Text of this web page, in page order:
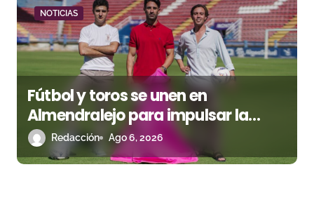
NOTICIAS
Fútbol y toros se unen en
Almendralejo para impulsar la
corrida de la Piedad
Redacción Ago 6, 2026